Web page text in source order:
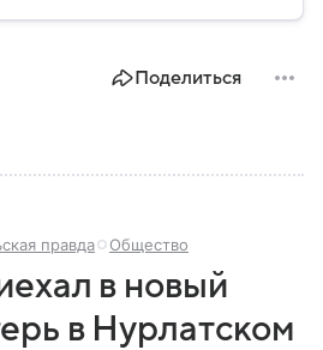
населением и
Поделиться
правда Общество
в новый
в Нурлатском